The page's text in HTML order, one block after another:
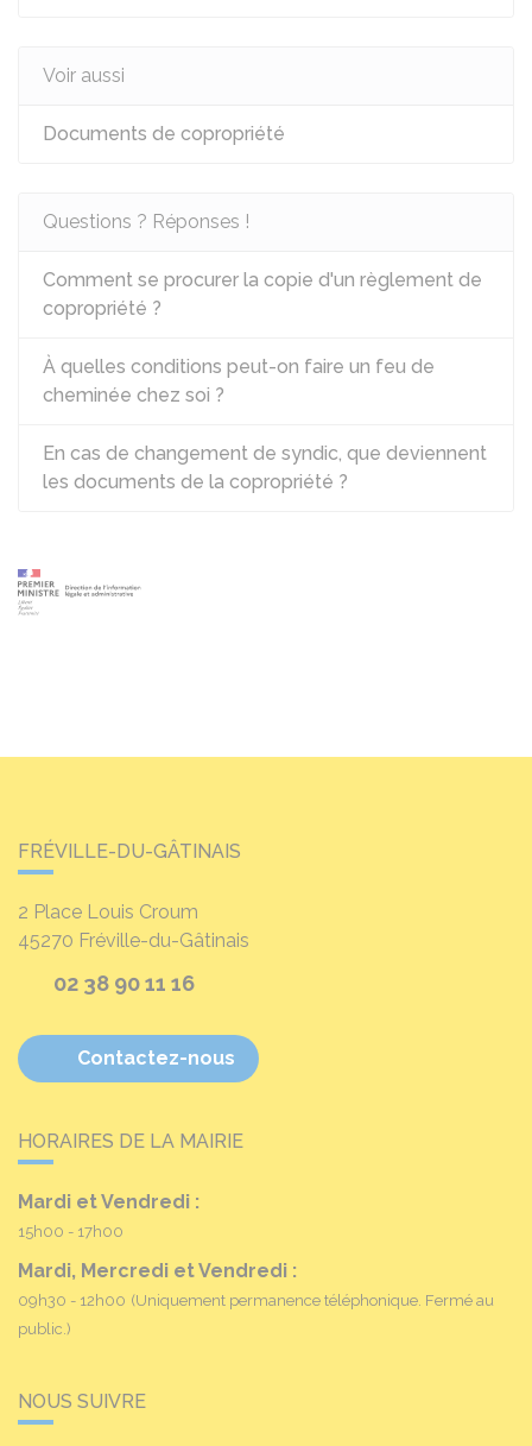
Voir aussi
Documents de copropriété
Questions ? Réponses !
Comment se procurer la copie d'un règlement de
copropriété ?
À quelles conditions peut-on faire un feu de
cheminée chez soi ?
En cas de changement de syndic, que deviennent
les documents de la copropriété ?
FRÉVILLE-DU-GÂTINAIS
2 Place Louis Croum
45270 Fréville-du-Gâtinais
02 38 90 11 16
Contactez-nous
HORAIRES DE LA MAIRIE
Mardi et Vendredi :
15h00 - 17h00
Mardi, Mercredi et Vendredi :
09h30 - 12h00 (Uniquement permanence téléphonique. Fermé au
public.)
NOUS SUIVRE